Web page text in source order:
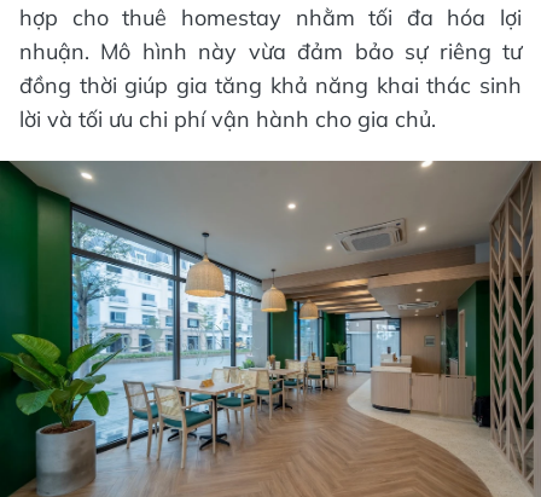
hợp cho thuê homestay nhằm tối đa hóa lợi
nhuận. Mô hình này vừa đảm bảo sự riêng tư
đồng thời giúp gia tăng khả năng khai thác sinh
lời và tối ưu chi phí vận hành cho gia chủ.